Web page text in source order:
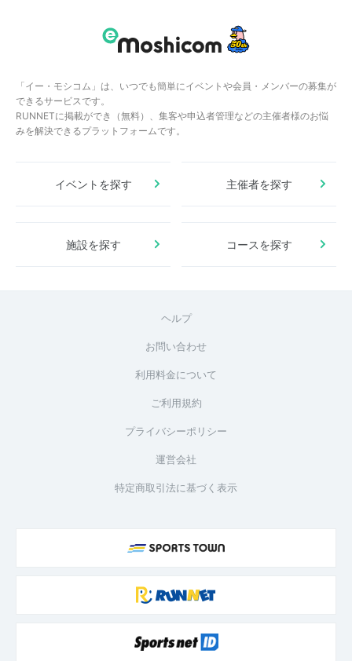
「イー・モシコム」は、いつでも簡単にイベントや会員・メンバーの募集が
できるサービスです。
RUNNETに掲載ができ（無料）、集客や申込者管理などの主催者様のお悩
みを解決できるプラットフォームです。
イベントを探す 主催者を探す
施設を探す コースを探す
ヘルプ
お問い合わせ
利用料金について
ご利用規約
プライバシーポリシー
運営会社
特定商取引法に基づく表示